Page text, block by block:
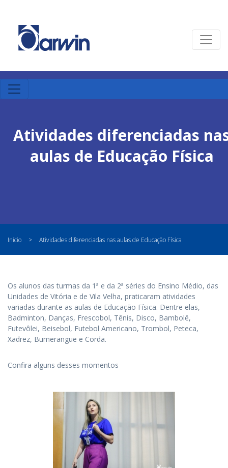
Atividades diferenciadas
aulas de Educação Física
Início > Atividades diferenciadas nas aulas de Educação Física
Os alunos das turmas da 1ª e da 2ª séries do Ensino Médio, das
Unidades de Vitória e de Vila Velha, praticaram atividades
variadas durante as aulas de Educação Física. Dentre elas,
Badminton, Danças, Frescobol, Tênis, Disco, Bambolê,
Futevôlei, Beisebol, Futebol Americano, Trombol, Peteca,
Xadrez, Bumerangue e Corda.
Confira alguns desses momentos